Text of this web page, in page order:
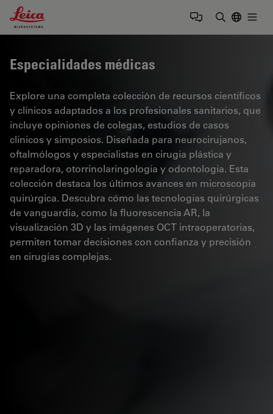
Leica Microsystems Logo
Especialidades médicas
Explore una completa colección de recursos científicos
y clínicos adaptados a los profesionales sanitarios, que
incluye opiniones de colegas, estudios de casos
clínicos y simposios. Diseñada para neurocirujanos,
oftalmólogos y especialistas en cirugía plástica y
reparadora, otorrinolaringología y odontología. Esta
colección destaca los últimos avances en microscopía
quirúrgica. Descubra cómo las tecnologías quirúrgicas
de vanguardia, como la fluorescencia AR, la
visualización 3D y las imágenes OCT intraoperatorias,
permiten tomar decisiones con confianza y precisión
en cirugías complejas.